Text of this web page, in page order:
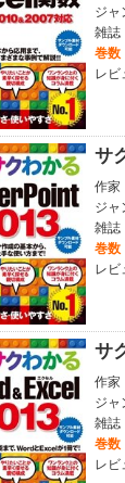
ジャ
雑誌
巻数
レビ
サ
作家
ジャ
雑誌
巻数
レビ
サ
作家
ジャ
雑誌
巻数
レビ